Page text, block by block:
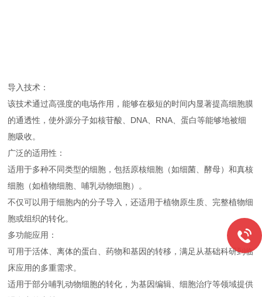
导入技术：
该技术通过高强度的电场作用，能够在极短的时间内显著提高细胞膜
的通透性，使外源分子如核苷酸、DNA、RNA、蛋白等能够地被细
胞吸收。
广泛的适用性：
适用于多种不同类型的细胞，包括原核细胞（如细菌、酵母）和真核
细胞（如植物细胞、哺乳动物细胞）。
不仅可以用于细胞内的分子导入，还适用于植物原生质、完整植物细
胞或组织的转化。
多功能应用：
可用于活体、离体的蛋白、药物和基因的转移，满足从基础科研到临
床应用的多重需求。
适用于部分哺乳动物细胞的转化，为基因编辑、细胞治疗等领域提供